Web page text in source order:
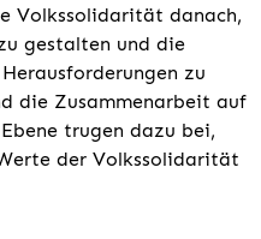
Volkssolidarität danach,
gestalten und die
zu
die Zusammenarbeit auf
trugen dazu bei,
der Volkssolidarität